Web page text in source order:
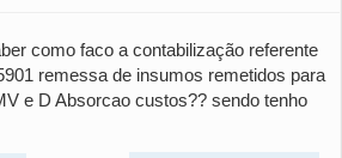
como faco a contabilização referente
remessa de insumos remetidos para
e D Absorcao custos?? sendo tenho